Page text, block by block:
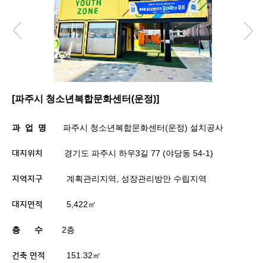
[파주시 청소년복합문화센터(운정)]
과 업 명 파주시 청소년복합문화센터(운정) 설치공사
대지위치 경기도 파주시 하우3길 77 (야당동 54-1)
지역지구 계획관리지역 성장관리방안 수립지역
대지면적 5,422㎡
층 수 2층
건축 면적 151.32㎡